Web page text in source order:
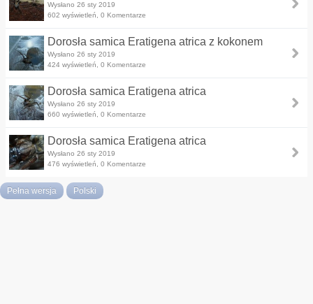
Wysłano 26 sty 2019
602 wyświetleń, 0 Komentarze
Dorosła samica Eratigena atrica z kokonem
Wysłano 26 sty 2019
424 wyświetleń, 0 Komentarze
Dorosła samica Eratigena atrica
Wysłano 26 sty 2019
660 wyświetleń, 0 Komentarze
Dorosła samica Eratigena atrica
Wysłano 26 sty 2019
476 wyświetleń, 0 Komentarze
Pełna wersja Polski